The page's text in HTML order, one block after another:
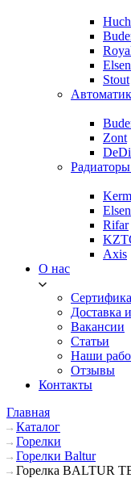
Elsen
Stout
Zont
Elsen
Rifar
Axis
О нас
Доставка
Вакансии
Статьи
Наши
Отзывы
Контакты
Главная
Каталог
Горелки
Горелки Baltur
Горелка BALTUR